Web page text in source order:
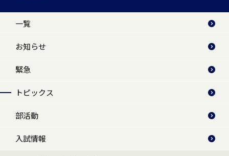
一覧
お知らせ
緊急
トピックス
部活動
入試情報